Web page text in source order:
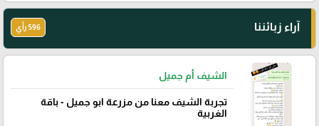
آراء زبائننا 596 رأي
الشيف أم جميل
تجربة الشيف معنا من مزرعة ابو جميل - باقة
الغربية